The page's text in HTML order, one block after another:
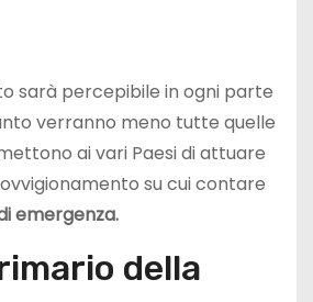
sarà percepibile in ogni parte
verranno meno tutte quelle
ai vari Paesi di attuare
su cui contare
emergenza.
della